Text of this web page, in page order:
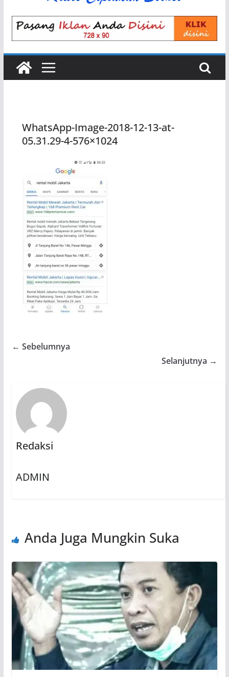
WhatsApp-Image-2018-12-13-at-
05.31.29-4-576×1024
← Sebelumnya
Selanjutnya →
Redaksi
ADMIN
Anda Juga Mungkin Suka